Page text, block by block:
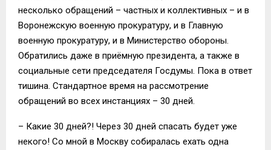
несколько обращений – частных и коллективных – и в
Воронежскую военную прокуратуру, и в Главную
военную прокуратуру, и в Министерство обороны.
Обратились даже в приёмную президента, а также в
социальные сети председателя Госдумы. Пока в ответ
тишина. Стандартное время на рассмотрение
обращений во всех инстанциях – 30 дней.
– Какие 30 дней?! Через 30 дней спасать будет уже
некого! Со мной в Москву собиралась ехать одна